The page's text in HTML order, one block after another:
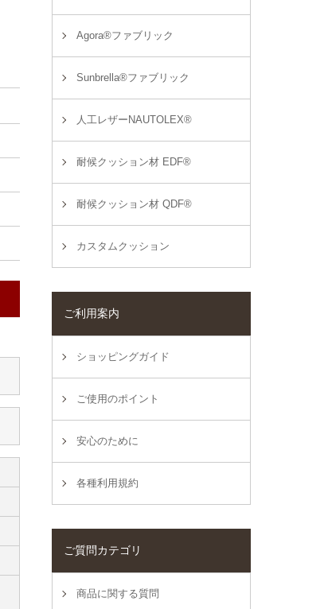
Agora®ファブリック
Sunbrella®ファブリック
人工レザーNAUTOLEX®
耐候クッション材 EDF®
耐候クッション材 QDF®
カスタムクッション
ご利用案内
ショッピングガイド
ご使用のポイント
安心のために
各種利用規約
ご質問カテゴリ
商品に関する質問